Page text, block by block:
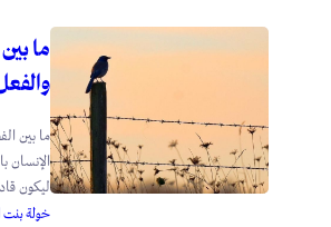
ما
ما بين
الإنسان
ليكون
خولة بنت